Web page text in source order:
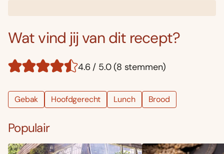
Wat vind jij van dit recept?
4.6 / 5.0 (8 stemmen)
Gebak Hoofdgerecht Lunch Brood
Populair